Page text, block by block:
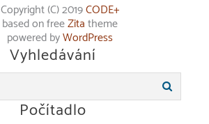
Copyright (C) 2019CODE+
based on freeZitatheme
powered byWordPress
Vyhledávání
Počítadlo